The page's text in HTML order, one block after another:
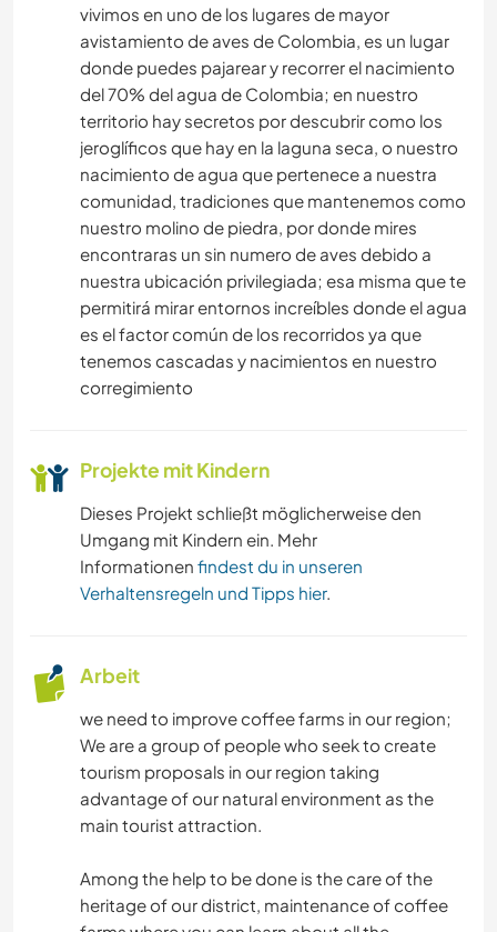
vivimos en uno de los lugares de mayor
avistamiento de aves de Colombia, es un lugar
donde puedes pajarear y recorrer el nacimiento
del 70% del agua de Colombia; en nuestro
territorio hay secretos por descubrir como los
jeroglíficos que hay en la laguna seca, o nuestro
nacimiento de agua que pertenece a nuestra
comunidad, tradiciones que mantenemos como
nuestro molino de piedra, por donde mires
encontraras un sin numero de aves debido a
nuestra ubicación privilegiada; esa misma que te
permitirá mirar entornos increíbles donde el agua
es el factor común de los recorridos ya que
tenemos cascadas y nacimientos en nuestro
corregimiento
Projekte mit Kindern
Dieses Projekt schließt möglicherweise den
Umgang mit Kindern ein. Mehr
Informationen findest du in unseren
Verhaltensregeln und Tipps hier.
Arbeit
we need to improve coffee farms in our region;
We are a group of people who seek to create
tourism proposals in our region taking
advantage of our natural environment as the
main tourist attraction.
Among the help to be done is the care of the
heritage of our district, maintenance of coffee